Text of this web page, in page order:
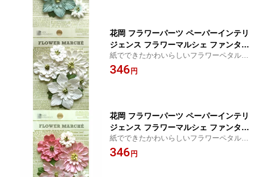
花岡 フラワーパーツ ペーパーインテリ
ジェンス フラワーマルシェ ファンタジ
ア ホワイト （φ25〜55mm・5枚）
紙でできたかわいらしいフラワーペタルで
す♪スクラップブッキングやアルバムのデコ
にぴったり！
346 円
花岡 フラワーパーツ ペーパーインテリ
ジェンス フラワーマルシェ ファンタジ
ア ローズ （φ25〜55mm・5枚）
紙でできたかわいらしいフラワーペタルで
す♪スクラップブッキングやアルバムのデコ
にぴったり！
346 円